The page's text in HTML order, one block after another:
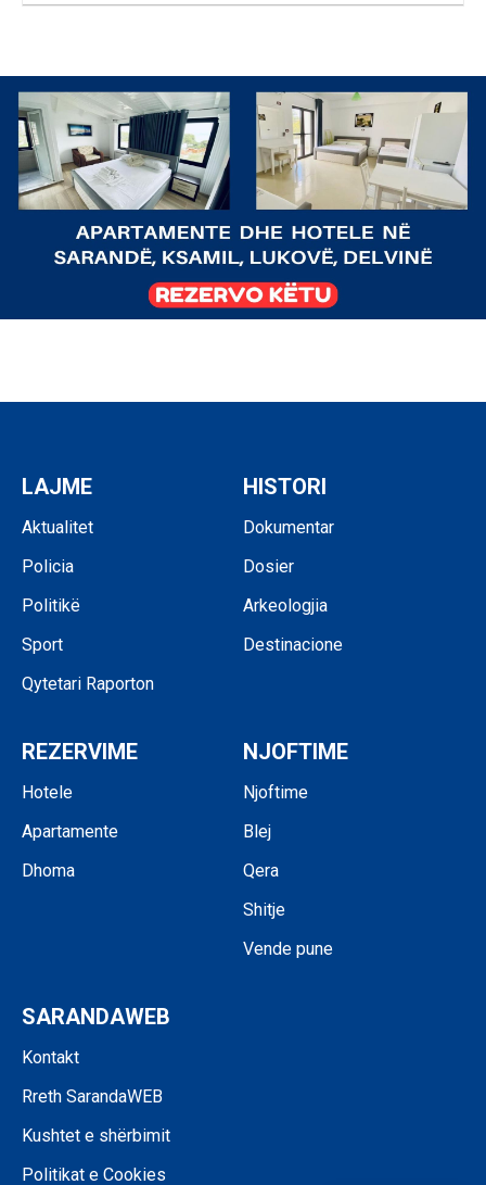
LAJME
Aktualitet
Policia
Politikë
Sport
Qytetari Raporton
HISTORI
Dokumentar
Dosier
Arkeologjia
Destinacione
REZERVIME
Hotele
Apartamente
Dhoma
NJOFTIME
Njoftime
Blej
Qera
Shitje
Vende pune
SARANDAWEB
Kontakt
Rreth SarandaWEB
Kushtet e shërbimit
Politikat e Cookies